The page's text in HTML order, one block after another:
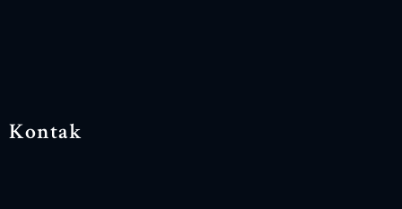
Kontak